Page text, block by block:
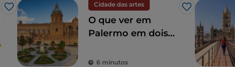
Gosto
Cidade das artes
Gosto
O que ver em
Palermo em dois
6 minutos